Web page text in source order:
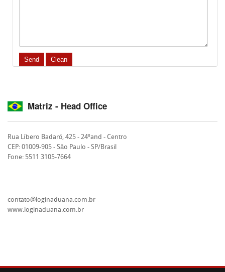
Matriz - Head Office
Rua Líbero Badaró, 425 - 24ºand - Centro
CEP: 01009-905 - São Paulo - SP/Brasil
Fone: 5511 3105-7664
contato@loginaduana.com.br
www.loginaduana.com.br